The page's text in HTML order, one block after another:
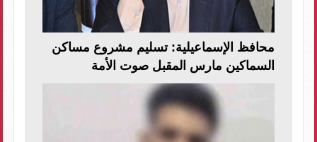
محافظ الإسماعيلية: تسليم مشروع مساكن
السماكين مارس المقبل صوت الأمة